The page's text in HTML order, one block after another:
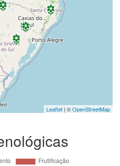
Leaflet | ©OpenStreetMap